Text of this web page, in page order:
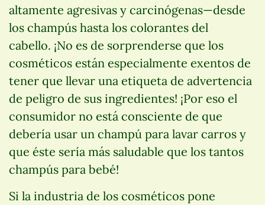
altamente agresivas y carcinógenas—desde
los champús hasta los colorantes del
cabello. ¡No es de sorprenderse que los
cosméticos están especialmente exentos de
tener que llevar una etiqueta de advertencia
de peligro de sus ingredientes! ¡Por eso el
consumidor no está consciente de que
debería usar un champú para lavar carros y
que éste sería más saludable que los tantos
champús para bebé!
Si la industria de los cosméticos pone